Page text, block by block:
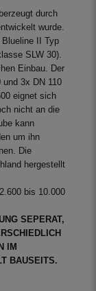
durch
wurde.
II Typ
SLW 30).
Einbau. Der
3x DN 110
eignet sich
nicht an die
kann
um ihn
Die
hergestellt
bis 10.000
SEPERAT,
IM
BAUSEITS.